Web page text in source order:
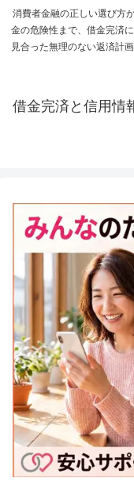
消費者金融の正しい選び方
金の危険性まで、借金完済
見合った無理のない返済計
借金完済と信用情